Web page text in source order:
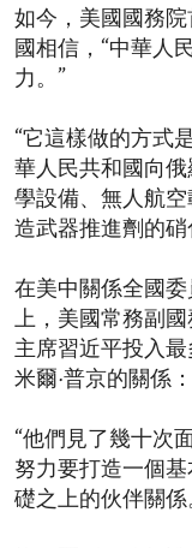
如今，美國國務
國相信，“中華人
力。”
“它這樣做的方式
華人民共和國向
學設備、無人航
造武器推進劑的硝
在美中關係全國
上，美國常務副
主席習近平投入
米爾·普京的關係：
“他們見了幾十次
努力要打造一個
礎之上的伙伴關係